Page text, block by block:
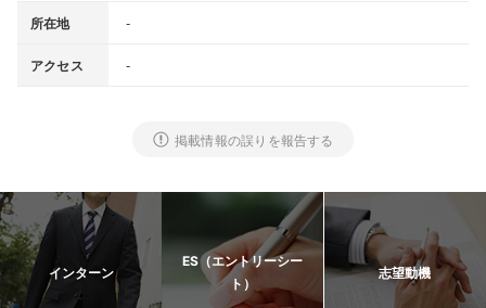
所在地 -
アクセス -
掲載情報の誤りを報告する
インターン
ES（エントリーシー
ト）
志望動機